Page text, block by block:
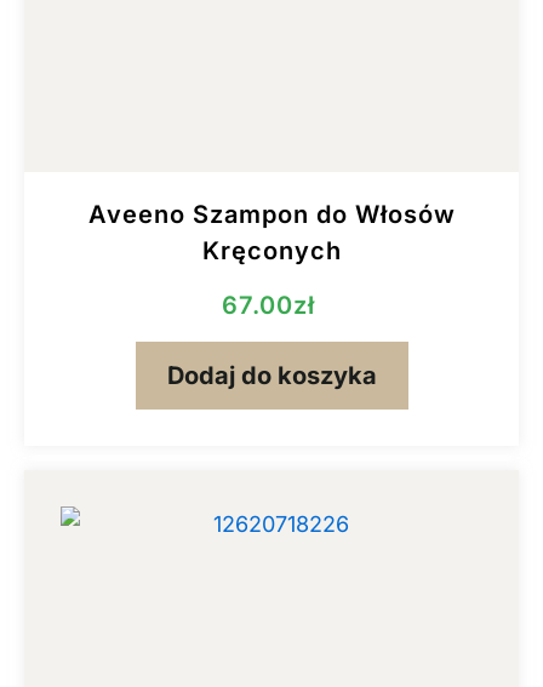
Aveeno Szampon do Włosów
Kręconych
67.00zł
Dodaj do koszyka